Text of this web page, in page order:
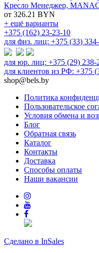
Кресло Менеджер,
от 326.21 BYN
+ ещё варианты
+375 (162) 23-23-10
для физ. лиц: +375 (33)
для юр. лиц: +375 (29) 238-
для клиентов из РФ: +375
shop@bels.by
Политика
Пользовательское
Условия обмена и
Блог
Обратная связь
Каталог
Контакты
Доставка
Способы оплаты
Наши вакансии
Сделано в InSales